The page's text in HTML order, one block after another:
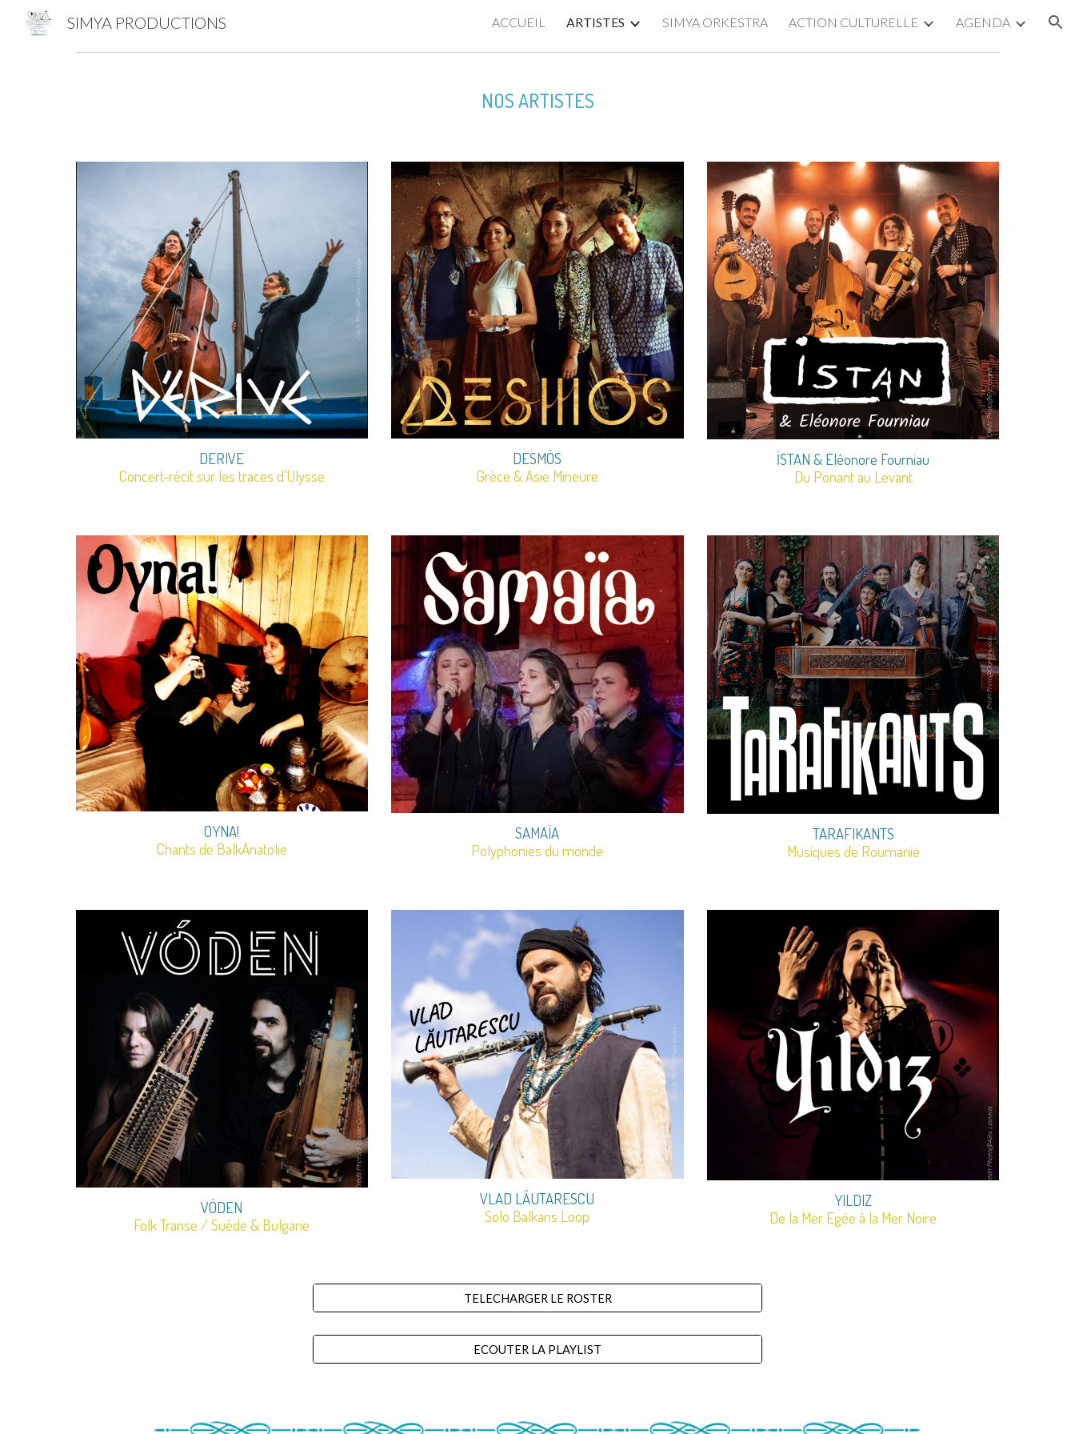
Skip to navigation
SIMYA PRODUCTIONS ACCUEIL ARTISTES SIMYA ORKESTRA ACTION CULTURELLE AGENDA
NOS ARTISTES
DERIVE
Concert-récit sur les traces d'Ulysse
DESMÓS
Grèce & Asie Mineure
İSTAN & Eléonore Fourniau
Du Ponant au Levant
OYNA!
Chants de BalkAnatolie
SAMAÏA
Polyphonies du monde
TARAFIKANTS
Musiques de Roumanie
VÓDEN
Folk Transe / Suède & Bulgarie
VLAD LĂUTARESCU
Solo Balkans Loop
YILDIZ
De la Mer Egée à la Mer Noire
TELECHARGER LE ROSTER
ECOUTER LA PLAYLIST